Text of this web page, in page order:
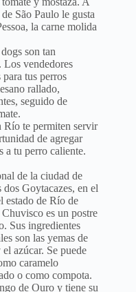
São Paulo le gusta
la carne molida
son tan
Los vendedores
tus perros
rallado,
seguido de
Río te permiten servir
de agregar
a tu perro caliente.
de la ciudad de
dos Goytacazes, en el
estado de Río de
es un postre
Sus ingredientes
son las yemas de
azúcar. Se puede
caramelo
o como compota.
de Ouro y tiene su